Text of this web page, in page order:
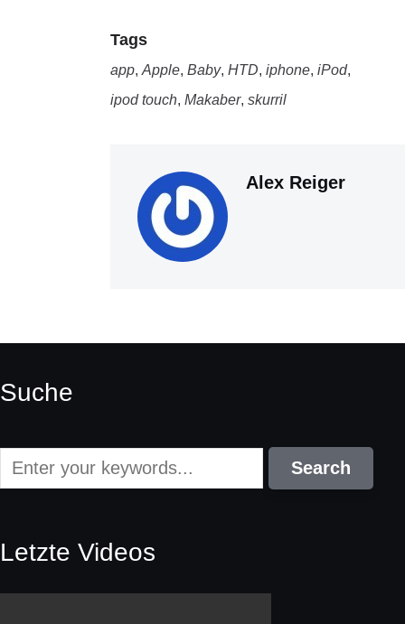
Tags
app,Apple,Baby,HTD,iphone,iPod,
ipod touch,Makaber,skurril
Alex Reiger
Suche
Letzte Videos